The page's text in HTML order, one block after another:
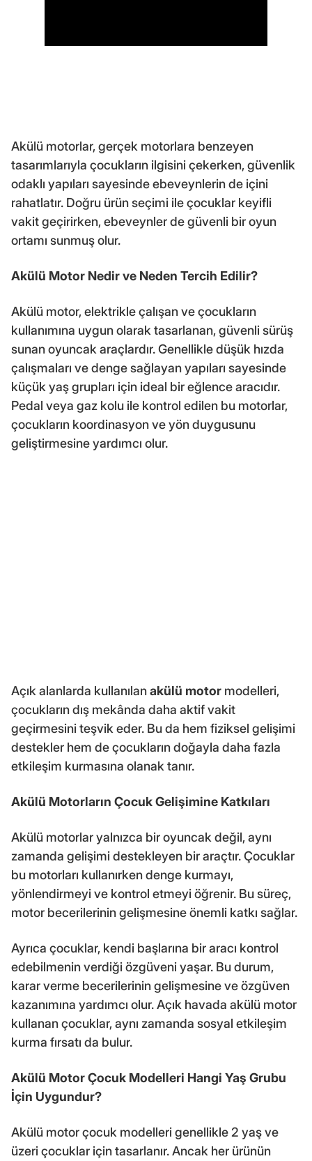
Akülü motorlar, gerçek motorlara benzeyen
tasarımlarıyla çocukların ilgisini çekerken, güvenlik
odaklı yapıları sayesinde ebeveynlerin de içini
rahatlatır. Doğru ürün seçimi ile çocuklar keyifli
vakit geçirirken, ebeveynler de güvenli bir oyun
ortamı sunmuş olur.
Akülü Motor Nedir ve Neden Tercih Edilir?
Akülü motor, elektrikle çalışan ve çocukların
kullanımına uygun olarak tasarlanan, güvenli sürüş
sunan oyuncak araçlardır. Genellikle düşük hızda
çalışmaları ve denge sağlayan yapıları sayesinde
küçük yaş grupları için ideal bir eğlence aracıdır.
Pedal veya gaz kolu ile kontrol edilen bu motorlar,
çocukların koordinasyon ve yön duygusunu
geliştirmesine yardımcı olur.
Açık alanlarda kullanılanakülü motor modelleri,
çocukların dış mekânda daha aktif vakit
geçirmesini teşvik eder. Bu da hem fiziksel gelişimi
destekler hem de çocukların doğayla daha fazla
etkileşim kurmasına olanak tanır.
Akülü Motorların Çocuk Gelişimine Katkıları
Akülü motorlar yalnızca bir oyuncak değil, aynı
zamanda gelişimi destekleyen bir araçtır. Çocuklar
bu motorları kullanırken denge kurmayı,
yönlendirmeyi ve kontrol etmeyi öğrenir. Bu süreç,
motor becerilerinin gelişmesine önemli katkı sağlar.
Ayrıca çocuklar, kendi başlarına bir aracı kontrol
edebilmenin verdiği özgüveni yaşar. Bu durum,
karar verme becerilerinin gelişmesine ve özgüven
kazanımına yardımcı olur. Açık havada akülü motor
kullanan çocuklar, aynı zamanda sosyal etkileşim
kurma fırsatı da bulur.
Akülü Motor Çocuk Modelleri Hangi Yaş Grubu
İçin Uygundur?
Akülü motor çocuk modelleri genellikle 2 yaş ve
üzeri çocuklar için tasarlanır. Ancak her ürünün